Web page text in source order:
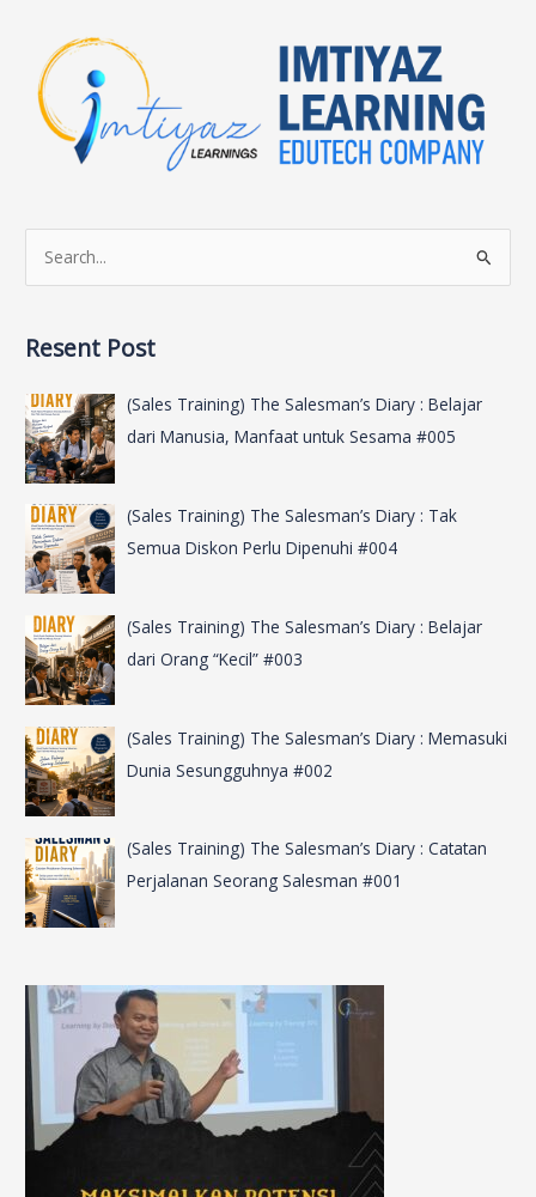
e
r
c
h
f
o
:
Resent Post
(Sales Training) The Salesman’s Diary : Belajar
dari Manusia, Manfaat untuk Sesama #005
(Sales Training) The Salesman’s Diary : Tak
Semua Diskon Perlu Dipenuhi #004
(Sales Training) The Salesman’s Diary : Belajar
dari Orang “Kecil” #003
(Sales Training) The Salesman’s Diary : Memasuki
Dunia Sesungguhnya #002
(Sales Training) The Salesman’s Diary : Catatan
Perjalanan Seorang Salesman #001